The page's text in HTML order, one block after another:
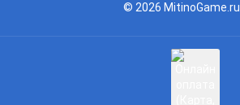
© 2026 MitinoGame.ru